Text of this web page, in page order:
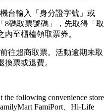
台輸入 「 身分證字號 」或
「 8碼取票號碼 」
，先取得「取
內至櫃檯領取票券。
往超商取票。活動逾期未取
票或退費。
the following convenience store
FamiPort、Hi-Life